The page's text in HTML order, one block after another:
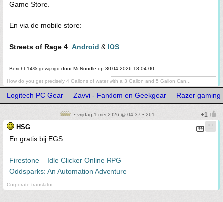
Game Store.
En via de mobile store:
Streets of Rage 4: Android & IOS
Bericht 14% gewijzigd door Mr.Noodle op 30-04-2026 18:04:00
How do you get precisely 4 Gallons of water with a 3 Gallon and 5 Gallon Can...
Logitech PC Gear Zavvi - Fandom en Geekgear Razer gaming
• vrijdag 1 mei 2026 @ 04:37 • 261
HSG
En gratis bij EGS
Firestone – Idle Clicker Online RPG
Oddsparks: An Automation Adventure
Corporate translator